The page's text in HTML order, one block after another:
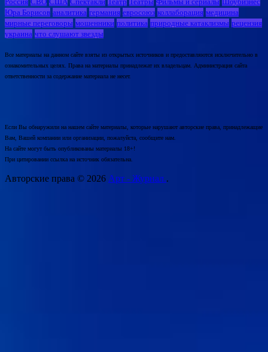
Юра Борисов аналитика германия евросоюз коллаборация медицина
мирные переговоры мошенники политика природные катаклизмы рецензия
украина что слушают звезды
Все материалы на данном сайте взяты из открытых источников и предоставляются исключительно в
ознакомительных целях. Права на материалы принадлежат их владельцам. Администрация сайта
ответственности за содержание материала не несет.
Если Вы обнаружили на нашем сайте материалы, которые нарушают авторские права, принадлежащие
Вам, Вашей компании или организации, пожалуйста, сообщите нам.
На сайте могут быть опубликованы материалы 18+!
При цитировании ссылка на источник обязательна.
Авторские права © 2026 Арт - Журнал..